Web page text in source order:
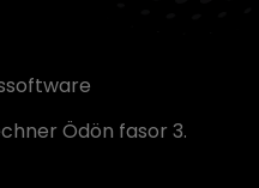
Ödön fasor 3.